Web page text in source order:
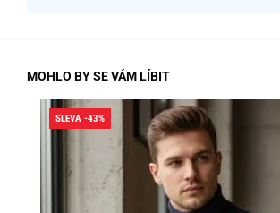
MOHLO BY SE VÁM LÍBIT
SLEVA -43%